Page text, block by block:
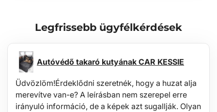
Legfrissebb ügyfélkérdések
Autóvédő takaró kutyának CAR KESSIE
Üdvözlöm!Érdeklődni szeretnék, hogy a huzat alja
merevítve van-e? A leírásban nem szerepel erre
irányuló információ, de a képek azt sugallják. Olyan